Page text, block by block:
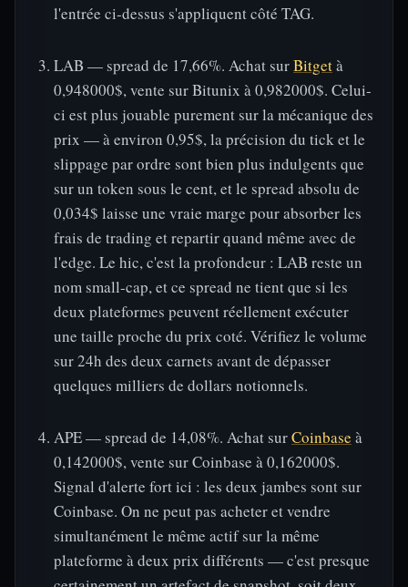
l'entrée ci-dessus s'appliquent côté TAG.
LAB — spread de 17,66%. Achat surBitgetà
0,948000$, vente sur Bitunix à 0,982000$. Celui-
ci est plus jouable purement sur la mécanique des
prix — à environ 0,95$, la précision du tick et le
slippage par ordre sont bien plus indulgents que
sur un token sous le cent, et le spread absolu de
0,034$ laisse une vraie marge pour absorber les
frais de trading et repartir quand même avec de
l'edge. Le hic, c'est la profondeur : LAB reste un
nom small-cap, et ce spread ne tient que si les
deux plateformes peuvent réellement exécuter
une taille proche du prix coté. Vérifiez le volume
sur 24h des deux carnets avant de dépasser
quelques milliers de dollars notionnels.
APE — spread de 14,08%. Achat surCoinbase à
0,142000$, vente sur Coinbase à 0,162000$.
Signal d'alerte fort ici : les deux jambes sont sur
Coinbase. On ne peut pas acheter et vendre
simultanément le même actif sur la même
plateforme à deux prix différents — c'est presque